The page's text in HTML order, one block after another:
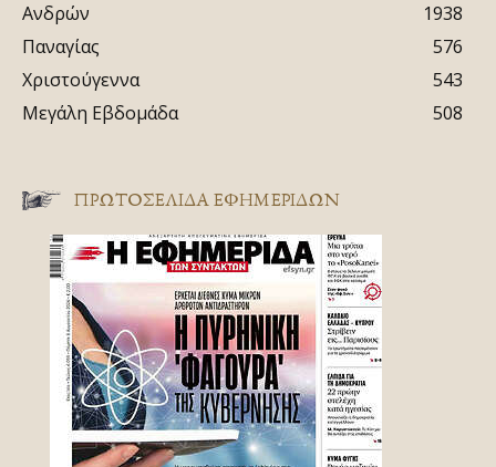
Ανδρών
1938
Παναγίας
576
Χριστούγεννα
543
Μεγάλη Εβδομάδα
508
ΠΡΩΤΟΣΈΛΙΔΑ ΕΦΗΜΕΡΊΔΩΝ